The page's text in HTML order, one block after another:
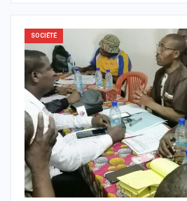
SOCIÉTÉ